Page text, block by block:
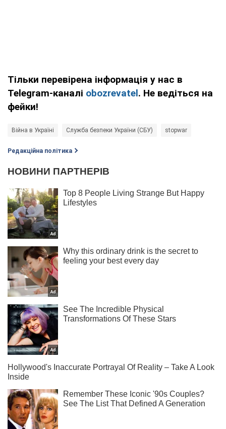
Тільки перевірена інформація у нас в
Telegram-каналі obozrevatel. Не ведіться на
фейки!
Війна в Україні Служба безпеки України (СБУ) stopwar
Редакційна політика